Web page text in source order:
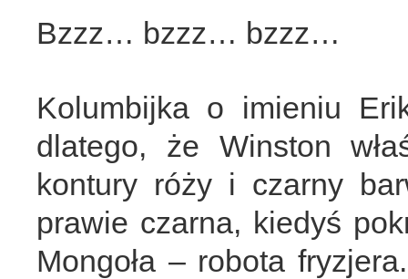
Bzzz… bzzz… bzzz…
Kolumbijka o imieniu
dlatego, że Winston
kontury róży i czarny
prawie czarna, kiedyś
Mongoła – robota